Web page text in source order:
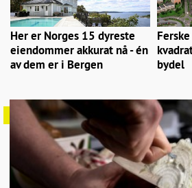
Her er Norges 15 dyreste
eiendommer akkurat nå - én
av dem er i Bergen
bydel